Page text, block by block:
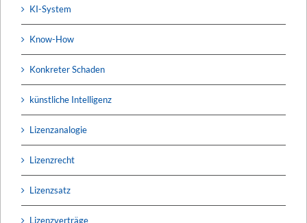
KI-System
Know-How
Konkreter Schaden
künstliche Intelligenz
Lizenzanalogie
Lizenzrecht
Lizenzsatz
Lizenzverträge